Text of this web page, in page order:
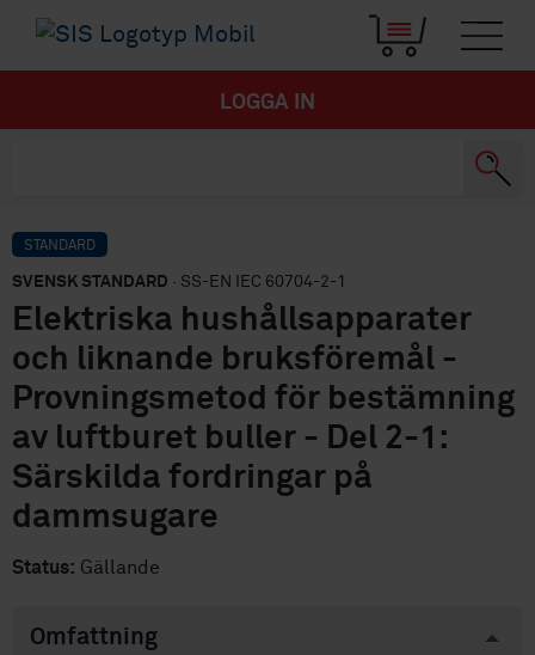
LOGGA IN
STANDARD
SVENSK STANDARD · SS-EN IEC 60704-2-1
Elektriska hushållsapparater
och liknande bruksföremål -
Provningsmetod för bestämning
av luftburet buller - Del 2-1:
Särskilda fordringar på
dammsugare
Status: Gällande
Omfattning